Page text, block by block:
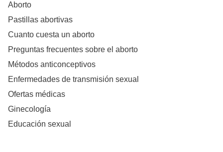
Aborto
Pastillas abortivas
Cuanto cuesta un aborto
Preguntas frecuentes sobre el aborto
Métodos anticonceptivos
Enfermedades de transmisión sexual
Ofertas médicas
Ginecología
Educación sexual